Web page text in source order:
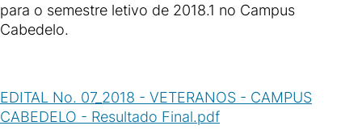
para o semestre letivo de 2018.1 no Campus
Cabedelo.
EDITAL No. 07_2018 - VETERANOS - CAMPUS
CABEDELO - Resultado Final.pdf